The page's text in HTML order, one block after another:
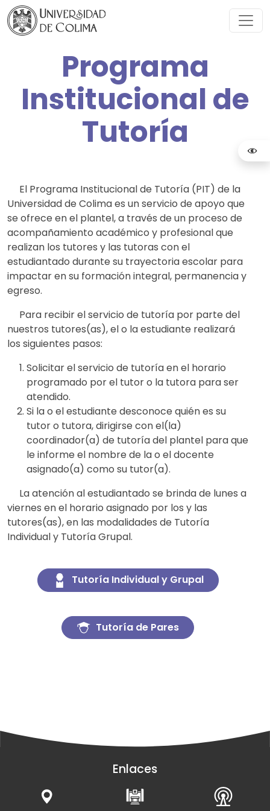
Programa
Institucional de
Tutoría
El Programa Institucional de Tutoría (PIT) de la
Universidad de Colima es un servicio de apoyo que
se ofrece en el plantel, a través de un proceso de
acompañamiento académico y profesional que
realizan los tutores y las tutoras con el
estudiantado durante su trayectoria escolar para
impactar en su formación integral, permanencia y
egreso.
Para recibir el servicio de tutoría por parte del
nuestros tutores(as), el o la estudiante realizará
los siguientes pasos:
Solicitar el servicio de tutoría en el horario
programado por el tutor o la tutora para ser
atendido.
Si la o el estudiante desconoce quién es su
tutor o tutora, dirigirse con el(la)
coordinador(a) de tutoría del plantel para que
le informe el nombre de la o el docente
asignado(a) como su tutor(a).
La atención al estudiantado se brinda de lunes a
viernes en el horario asignado por los y las
tutores(as), en las modalidades de Tutoría
Individual y Tutoría Grupal.
Tutoría Individual y Grupal
Tutoría de Pares
Enlaces